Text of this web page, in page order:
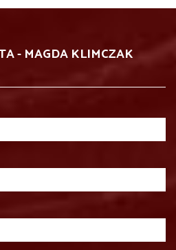
- MAGDA KLIMCZAK